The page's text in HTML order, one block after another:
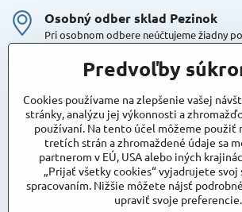
Osobný odber sklad Pezinok
Pri osobnom odbere neúčtujeme žiadny
Kuriér DPD , Geis
Cena za dopravu:
Maxstore
Bratislavská 79
Areál Satina
90201 Pezinok
vjazd do areálu z Bratislavskej
Súradnice pre GPS:
Predvoľby
Cookies používame na zlepšenie vašej
stránky, analýzu jej výkonnosti a
používaní. Na tento účel môžeme použiť
tretích strán a zhromaždené údaje sa
partnerom v EÚ, USA alebo iných
„Prijať všetky cookies“ vyjadrujete svoj
spracovaním. Nižšie môžete nájsť
upraviť svoje preferencie.